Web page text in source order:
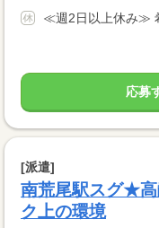
応募
[派遣]
南荒尾駅スグ★
ク上の環境